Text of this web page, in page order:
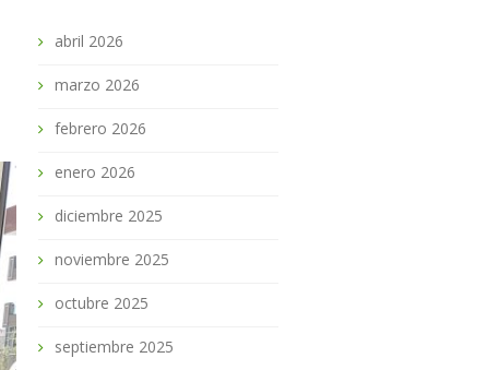
abril 2026
marzo 2026
febrero 2026
enero 2026
diciembre 2025
noviembre 2025
octubre 2025
septiembre 2025